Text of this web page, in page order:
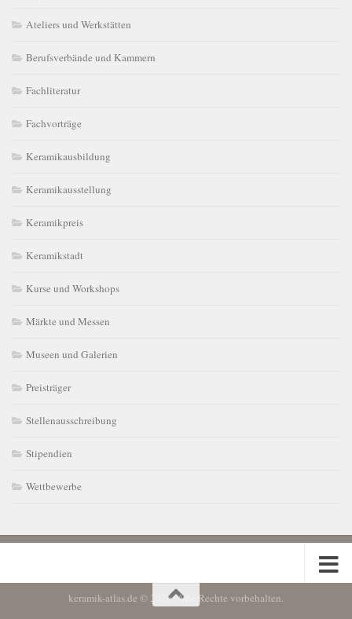
Ateliers und Werkstätten
Berufsverbände und Kammern
Fachliteratur
Fachvorträge
Keramikausbildung
Keramikausstellung
Keramikpreis
Keramikstadt
Kurse und Workshops
Märkte und Messen
Museen und Galerien
Preisträger
Stellenausschreibung
Stipendien
Wettbewerbe
keramik-atlas.de © 2026. Alle Rechte vorbehalten.